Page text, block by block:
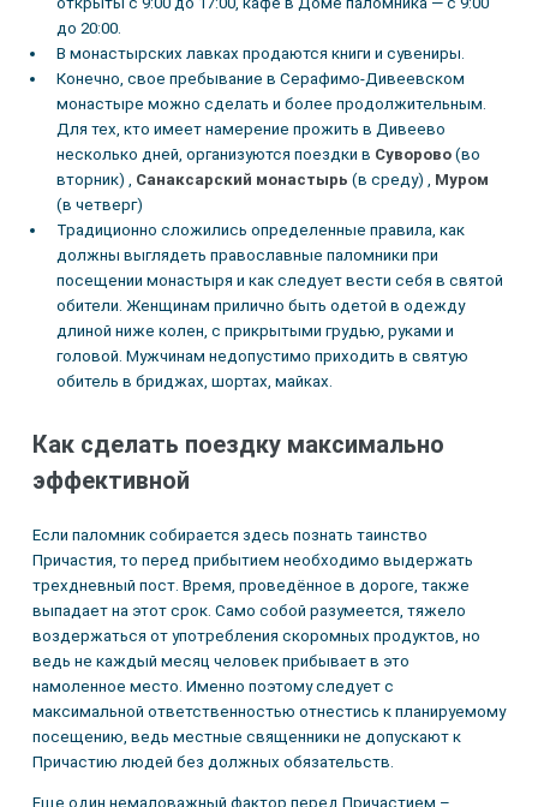
до 20:00.
В монастырских лавках продаются книги и сувениры.
Конечно, свое пребывание в Серафимо-Дивеевском
монастыре можно сделать и более продолжительным.
Для тех, кто имеет намерение прожить в Дивеево
несколько дней, организуются поездки в Суворово (во
вторник) , Санаксарский монастырь (в среду) , Муром
(в четверг)
Традиционно сложились определенные правила, как
должны выглядеть православные паломники при
посещении монастыря и как следует вести себя в святой
обители. Женщинам прилично быть одетой в одежду
длиной ниже колен, с прикрытыми грудью, руками и
головой. Мужчинам недопустимо приходить в святую
обитель в бриджах, шортах, майках.
Как сделать поездку максимально
эффективной
Если паломник собирается здесь познать таинство
Причастия, то перед прибытием необходимо выдержать
трехдневный пост. Время, проведённое в дороге, также
выпадает на этот срок. Само собой разумеется, тяжело
воздержаться от употребления скоромных продуктов, но
ведь не каждый месяц человек прибывает в это
намоленное место. Именно поэтому следует с
максимальной ответственностью отнестись к планируемому
посещению, ведь местные священники не допускают к
Причастию людей без должных обязательств.
Еще один немаловажный фактор перед Причастием –